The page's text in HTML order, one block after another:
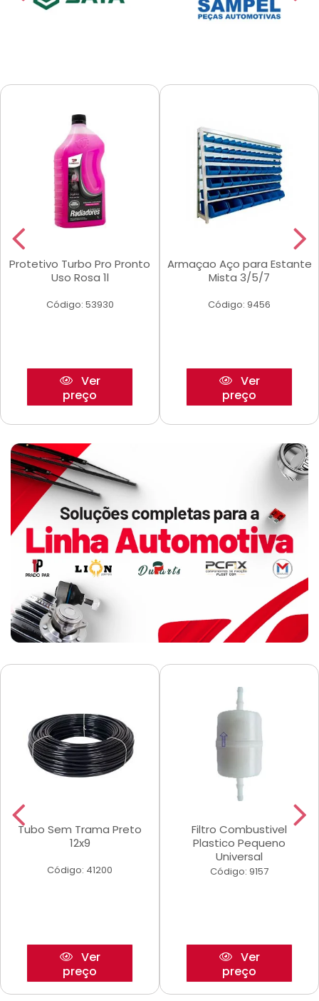
Protetivo Turbo Pro Pronto
Uso Rosa 1l
Código: 53930
Ver
preço
Armaçao Aço para Estante
Mista 3/5/7
Código: 9456
Ver
preço
Tubo Sem Trama Preto
12x9
Código: 41200
Ver
preço
Filtro Combustivel
Plastico Pequeno
Universal
Código: 9157
Ver
preço